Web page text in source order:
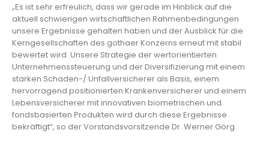
„Es ist sehr erfreulich, dass wir gerade im Hinblick auf die
aktuell schwierigen wirtschaftlichen Rahmenbedingungen
unsere Ergebnisse gehalten haben und der Ausblick für die
Kerngesellschaften des gothaer Konzerns erneut mit stabil
bewertet wird. Unsere Strategie der wertorientierten
Unternehmenssteuerung und der Diversifizierung mit einem
starken Schaden-/ Unfallversicherer als Basis, einem
hervorragend positionierten Krankenversicherer und einem
Lebensversicherer mit innovativen biometrischen und
fondsbasierten Produkten wird durch diese Ergebnisse
bekräftigt“, so der Vorstandsvorsitzende Dr. Werner Görg.